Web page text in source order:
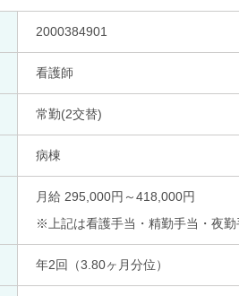
2000384901
看護師
常勤(2交替)
病棟
月給 295,000円～418,000円
※上記は看護手当・精勤手当・夜
年2回（3.80ヶ月分位）